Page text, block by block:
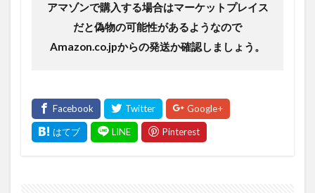
アマゾンで購入する場合はマーケットプレイス
だと偽物の可能性があるようなので
Amazon.co.jpからの発送か確認しましょう。